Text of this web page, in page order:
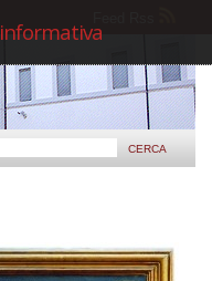
informativa